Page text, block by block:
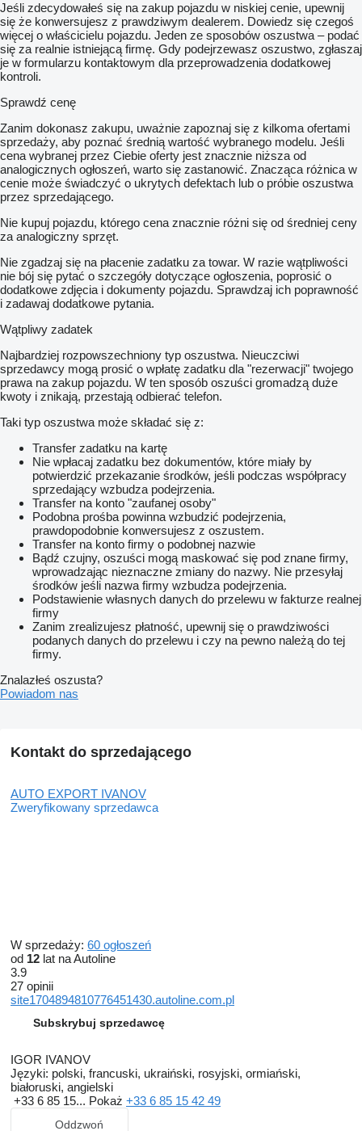
Jeśli zdecydowałeś się na zakup pojazdu w niskiej cenie, upewnij
się że konwersujesz z prawdziwym dealerem. Dowiedz się czegoś
więcej o właścicielu pojazdu. Jeden ze sposobów oszustwa – podać
się za realnie istniejącą firmę. Gdy podejrzewasz oszustwo, zgłaszaj
je w formularzu kontaktowym dla przeprowadzenia dodatkowej
kontroli.
Sprawdź cenę
Zanim dokonasz zakupu, uważnie zapoznaj się z kilkoma ofertami
sprzedaży, aby poznać średnią wartość wybranego modelu. Jeśli
cena wybranej przez Ciebie oferty jest znacznie niższa od
analogicznych ogłoszeń, warto się zastanowić. Znacząca różnica w
cenie może świadczyć o ukrytych defektach lub o próbie oszustwa
przez sprzedającego.
Nie kupuj pojazdu, którego cena znacznie różni się od średniej ceny
za analogiczny sprzęt.
Nie zgadzaj się na płacenie zadatku za towar. W razie wątpliwości
nie bój się pytać o szczegóły dotyczące ogłoszenia, poprosić o
dodatkowe zdjęcia i dokumenty pojazdu. Sprawdzaj ich poprawność
i zadawaj dodatkowe pytania.
Wątpliwy zadatek
Najbardziej rozpowszechniony typ oszustwa. Nieuczciwi
sprzedawcy mogą prosić o wpłatę zadatku dla "rezerwacji" twojego
prawa na zakup pojazdu. W ten sposób oszuści gromadzą duże
kwoty i znikają, przestają odbierać telefon.
Taki typ oszustwa może składać się z:
Transfer zadatku na kartę
Nie wpłacaj zadatku bez dokumentów, które miały by
potwierdzić przekazanie środków, jeśli podczas współpracy
sprzedający wzbudza podejrzenia.
Transfer na konto "zaufanej osoby"
Podobna prośba powinna wzbudzić podejrzenia,
prawdopodobnie konwersujesz z oszustem.
Transfer na konto firmy o podobnej nazwie
Bądź czujny, oszuści mogą maskować się pod znane firmy,
wprowadzając nieznaczne zmiany do nazwy. Nie przesyłaj
środków jeśli nazwa firmy wzbudza podejrzenia.
Podstawienie własnych danych do przelewu w fakturze realnej
firmy
Zanim zrealizujesz płatność, upewnij się o prawdziwości
podanych danych do przelewu i czy na pewno należą do tej
firmy.
Znalazłeś oszusta?
Powiadom nas
Kontakt do sprzedającego
AUTO EXPORT IVANOV
Zweryfikowany sprzedawca
W sprzedaży: 60 ogłoszeń
od 12 lat na Autoline
3.9
27 opinii
site1704894810776451430.autoline.com.pl
Subskrybuj sprzedawcę
IGOR IVANOV
Języki: polski, francuski, ukraiński, rosyjski, ormiański,
białoruski, angielski
+33 6 85 15... Pokaż +33 6 85 15 42 49
Oddzwoń